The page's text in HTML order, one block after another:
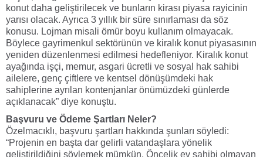
konut daha geliştirilecek ve bunların kirası piyasa rayicinin
yarısı olacak. Ayrıca 3 yıllık bir süre sınırlaması da söz
konusu. Lojman misali ömür boyu kullanım olmayacak.
Böylece gayrimenkul sektörünün ve kiralık konut piyasasının
yeniden düzenlenmesi edilmesi hedefleniyor. Kiralık konut
ayağında işçi, memur, asgari ücretli ve sosyal hak sahibi
ailelere, genç çiftlere ve kentsel dönüşümdeki hak
sahiplerine ayrılan kontenjanlar önümüzdeki günlerde
açıklanacak” diye konuştu.
Başvuru ve Ödeme Şartları Neler?
Özelmacıklı, başvuru şartları hakkında şunları söyledi:
“Projenin en başta dar gelirli vatandaşlara yönelik
geliştirildiğini söylemek mümkün. Öncelik ev sahibi olmayan